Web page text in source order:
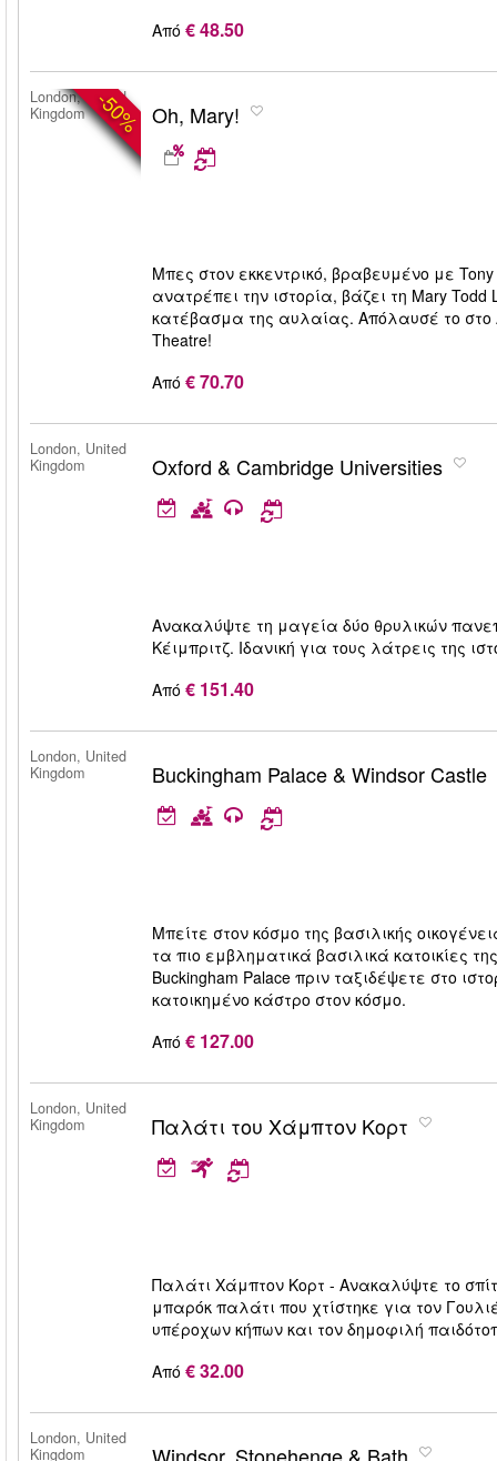
Από € 48.50
-50%
London, United
Kingdom
Oh, Mary!
Μπες στον εκκεντρικό, βραβευμένο με
ανατρέπει την ιστορία, βάζει τη Mary
κατέβασμα της αυλαίας. Απόλαυσέ το στο
Theatre!
Από € 70.70
London, United
Kingdom
Oxford & Cambridge Universities
Ανακαλύψτε τη μαγεία δύο θρυλικών
Κέιμπριτζ. Ιδανική για τους λάτρεις της
Από € 151.40
London, United
Kingdom
Buckingham Palace & Windsor Castle
Μπείτε στον κόσμο της βασιλικής
τα πιο εμβληματικά βασιλικά κατοικίες
Buckingham Palace πριν ταξιδέψετε στο
κατοικημένο κάστρο στον κόσμο.
Από € 127.00
London, United
Kingdom
Παλάτι του Χάμπτον Κορτ
Παλάτι Χάμπτον Κορτ - Ανακαλύψτε το
μπαρόκ παλάτι που χτίστηκε για τον
υπέροχων κήπων και τον δημοφιλή
Από € 32.00
London, United
Kingdom